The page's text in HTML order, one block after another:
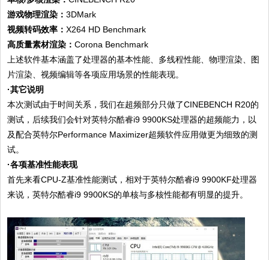
游戏物理渲染：3DMark
视频转码效率：X264 HD Benchmark
高质量素材渲染：Corona Benchmark
上述软件基本涵盖了处理器的基本性能、多线程性能、物理渲染、图
片渲染、视频编辑等各项应用场景的性能表现。
·其它说明
本次测试由于时间关系，我们在超频部分只做了CINEBENCH R20的
测试，后续我们会针对英特尔酷睿i9 9900KS处理器的超频能力，以
及配合英特尔Performance Maximizer超频软件应用做更为细致的测
试。
·各项基准性能表现
首先来看CPU-Z基准性能测试，相对于英特尔酷睿i9 9900KF处理器
来说，英特尔酷睿i9 9900KS的单核与多核性能都有明显的提升。